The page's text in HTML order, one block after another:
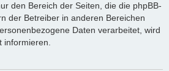
den Bereich der Seiten, die die phpBB-
der Betreiber in anderen Bereichen
Daten verarbeitet, wird
informieren.